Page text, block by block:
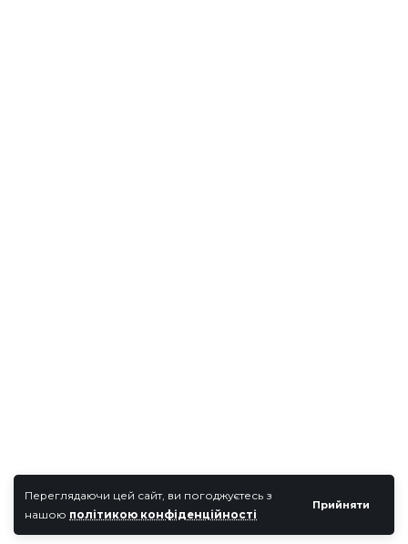
Переглядаючи цей сайт, ви погоджуєтесь з
нашою політикою конфіденційності
Прийняти